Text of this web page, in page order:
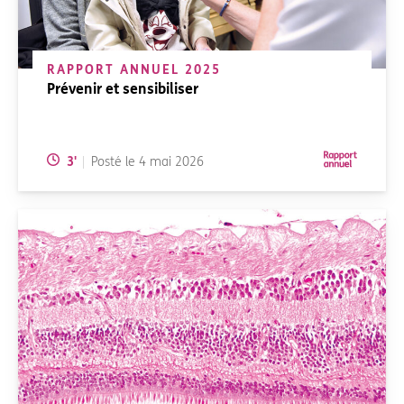
RAPPORT ANNUEL 2025
Prévenir et sensibiliser
Temps de lecture:
3' Posté le 4 mai 2026